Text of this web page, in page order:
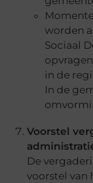
worden
Sociaal
in de
In de
Voorstel
De
voorstel van